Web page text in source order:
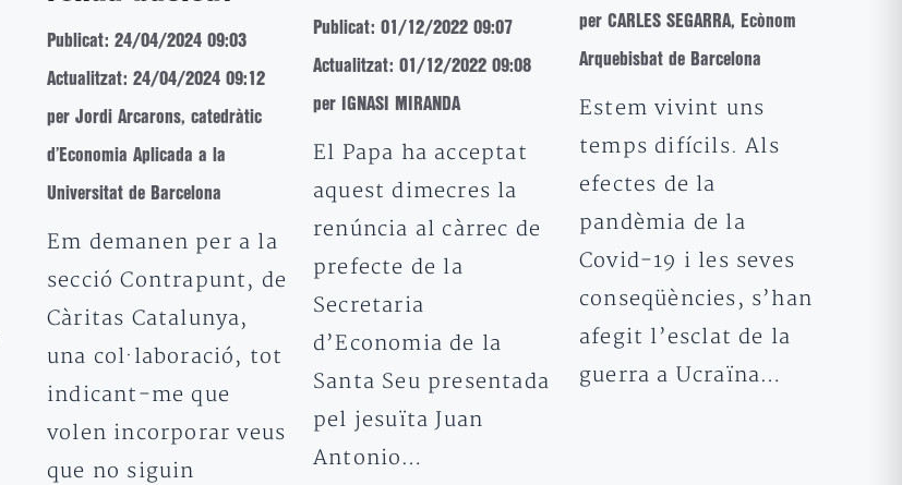
Publicat: 24/04/2024 09:03
Actualitzat: 24/04/2024 09:12
per Jordi Arcarons, catedràtic
d’Economia Aplicada a la
Universitat de Barcelona
Em demanen per a la
secció Contrapunt, de
Càritas Catalunya,
una col·laboració, tot
indicant-me que
volen incorporar veus
que no siguin
Publicat: 01/12/2022 09:07
Actualitzat: 01/12/2022 09:08
per IGNASI MIRANDA
El Papa ha acceptat
aquest dimecres la
renúncia al càrrec de
prefecte de la
Secretaria
d’Economia de la
Santa Seu presentada
pel jesuïta Juan
Antonio…
per CARLES SEGARRA, Ecònom
Arquebisbat de Barcelona
Estem vivint uns
temps difícils. Als
efectes de la
pandèmia de la
Covid-19 i les seves
conseqüències, s’han
afegit l’esclat de la
guerra a Ucraïna…